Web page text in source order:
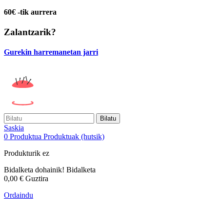
60€ -tik aurrera
Zalantzarik?
Gurekin harremanetan jarri
Bilatu
Saskia
0 Produktua Produktuak (hutsik)
Produkturik ez
Bidalketa dohainik! Bidalketa
0,00 € Guztira
Ordaindu